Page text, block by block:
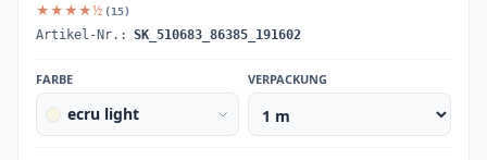
★★★★½ (15)
Artikel-Nr.: SK_510683_86385_191602
FARBE
ecru light
VERPACKUNG